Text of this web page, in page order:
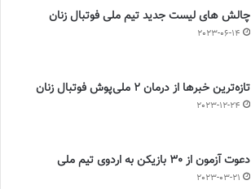
چالش هاى ليست جدید تيم ملى فوتبال زنان
2023-06-14
تازه‌ترین خبرها از درمان ۲ ملی‌پوش فوتبال زنان
2023-12-24
دعوت آزمون از 30 بازیکن به اردوی تیم ملی
2023-03-21